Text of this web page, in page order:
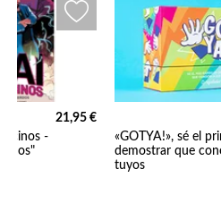
21,95 €
-
«GOTYA!», sé el
demostrar que
tuyos